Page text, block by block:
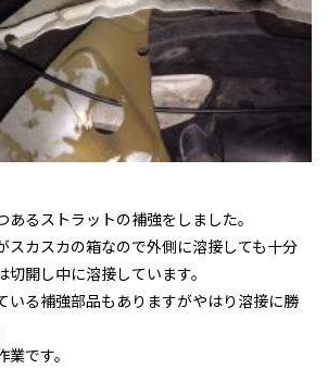
あるストラットの補強をしました。
スカスカの箱なので外側に溶接しても十分
開し中に溶接しています。
いる補強部品もありますがやはり溶接に勝
です。